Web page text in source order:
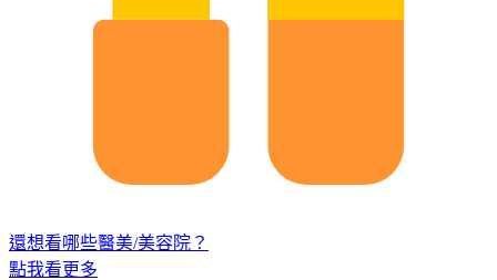
還想看哪些醫美/美容院？
點我看更多